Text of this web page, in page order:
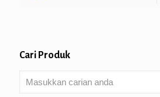
Cari Produk